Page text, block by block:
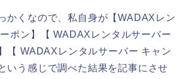
かくなので、私自身が【WADAXレン
ポン】【 WADAXレンタルサーバー
【 WADAXレンタルサーバー キャン
いう感じで調べた結果を記事にさせ